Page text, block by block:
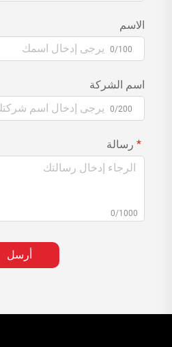
الاسم
0/100
اسم الشركة
0/200
رسالة
0/1000
أرسل